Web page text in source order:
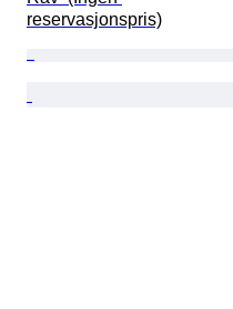
reservasjonspris)